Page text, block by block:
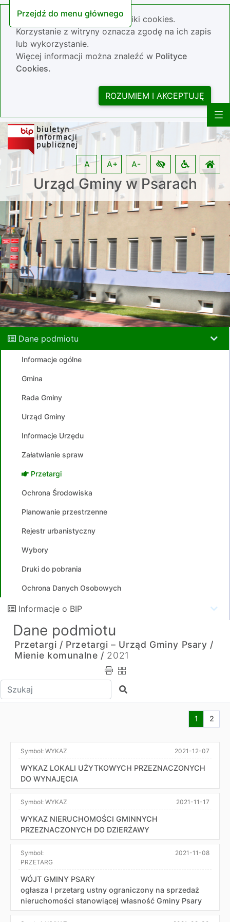
Przejdź do menu głównego
Nasza strona wykorzystuje pliki cookies.
Korzystanie z witryny oznacza zgodę na ich zapis
lub wykorzystanie.
Więcej informacji można znaleźć w Polityce
Cookies.
ROZUMIEM I AKCEPTUJĘ
Urząd Gminy w Psarach
A A+ A-
Dane podmiotu
Informacje ogólne
Gmina
Rada Gminy
Urząd Gminy
Informacje Urzędu
Załatwianie spraw
Przetargi
Ochrona Środowiska
Planowanie przestrzenne
Rejestr urbanistyczny
Wybory
Druki do pobrania
Ochrona Danych Osobowych
Informacje o BIP
Dane podmiotu
Przetargi / Przetargi – Urząd Gminy Psary /
Mienie komunalne / 2021
Wpisz tekst do wyszukania Szukaj
Aktualna
1 2
Symbol: WYKAZ 2021-12-07
WYKAZ LOKALI UŻYTKOWYCH PRZEZNACZONYCH
DO WYNAJĘCIA
Symbol: WYKAZ 2021-11-17
WYKAZ NIERUCHOMOŚCI GMINNYCH
PRZEZNACZONYCH DO DZIERŻAWY
Symbol:
PRZETARG
2021-11-08
WÓJT GMINY PSARY
ogłasza I przetarg ustny ograniczony na sprzedaż
nieruchomości stanowiącej własność Gminy Psary